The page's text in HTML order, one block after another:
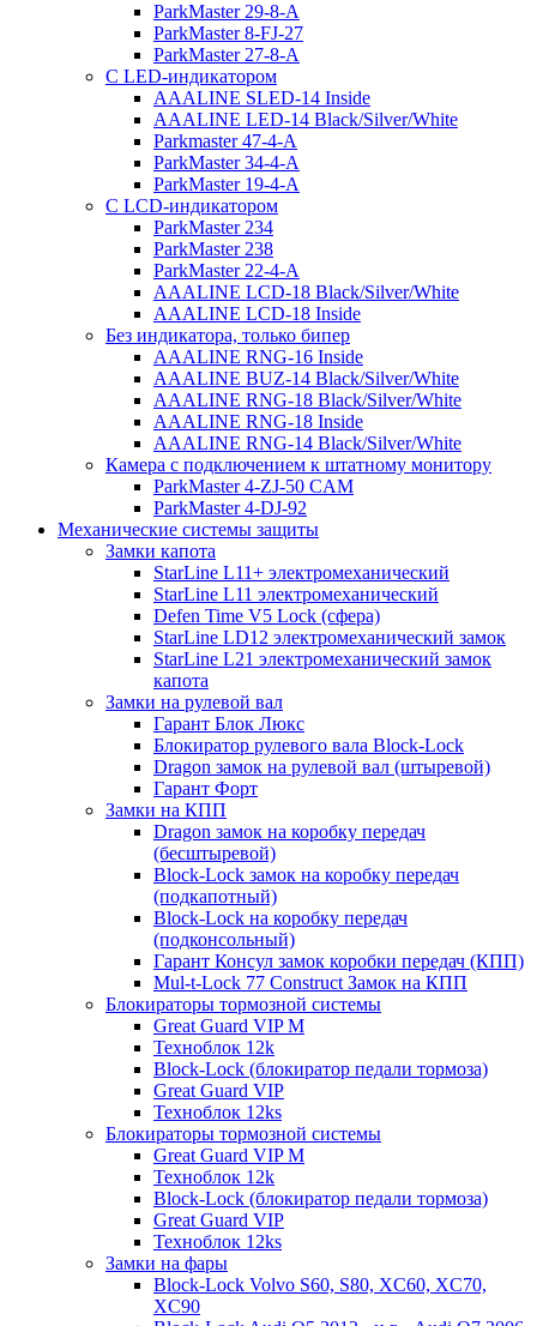
ParkMaster 29-8-A
ParkMaster 8-FJ-27
ParkMaster 27-8-A
С LED-индикатором
AAALINE SLED-14 Inside
AAALINE LED-14 Black/Silver/White
Parkmaster 47-4-A
ParkMaster 34-4-A
ParkMaster 19-4-A
С LCD-индикатором
ParkMaster 234
ParkMaster 238
ParkMaster 22-4-A
AAALINE LCD-18 Black/Silver/White
AAALINE LCD-18 Inside
Без индикатора, только бипер
AAALINE RNG-16 Inside
AAALINE BUZ-14 Black/Silver/White
AAALINE RNG-18 Black/Silver/White
AAALINE RNG-18 Inside
AAALINE RNG-14 Black/Silver/White
Камера с подключением к штатному монитору
ParkMaster 4-ZJ-50 CAM
ParkMaster 4-DJ-92
Механические системы защиты
Замки капота
StarLine L11+ электромеханический
StarLine L11 электромеханический
Defen Time V5 Lock (сфера)
StarLine LD12 электромеханический замок
StarLine L21 электромеханический замок
капота
Замки на рулевой вал
Гарант Блок Люкс
Блокиратор рулевого вала Block-Lock
Dragon замок на рулевой вал (штыревой)
Гарант Форт
Замки на КПП
Dragon замок на коробку передач
(бесштыревой)
Block-Lock замок на коробку передач
(подкапотный)
Block-Lock на коробку передач
(подконсольный)
Гарант Консул замок коробки передач (КПП)
Mul-t-Lock 77 Construct Замок на КПП
Блокираторы тормозной системы
Great Guard VIP M
Техноблок 12k
Block-Lock (блокиратор педали тормоза)
Great Guard VIP
Техноблок 12ks
Блокираторы тормозной системы
Great Guard VIP M
Техноблок 12k
Block-Lock (блокиратор педали тормоза)
Great Guard VIP
Техноблок 12ks
Замки на фары
Block-Lock Volvo S60, S80, XC60, XC70,
XC90